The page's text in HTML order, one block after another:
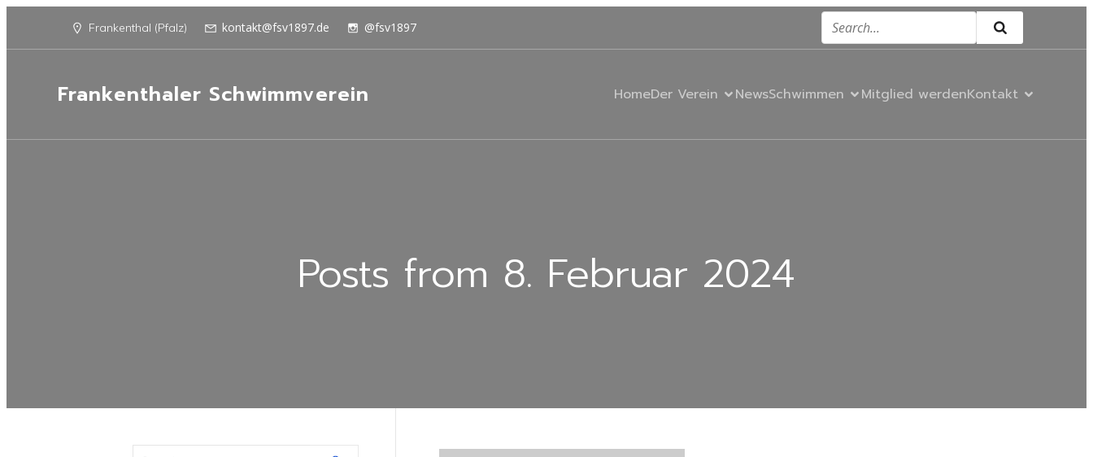
Frankenthal (Pfalz) kontakt@fsv1897.de @fsv1897
Frankenthaler Schwimmverein HomeDer Verein NewsSchwimmen Mitglied werdenKontakt
Posts from 8. Februar 2024